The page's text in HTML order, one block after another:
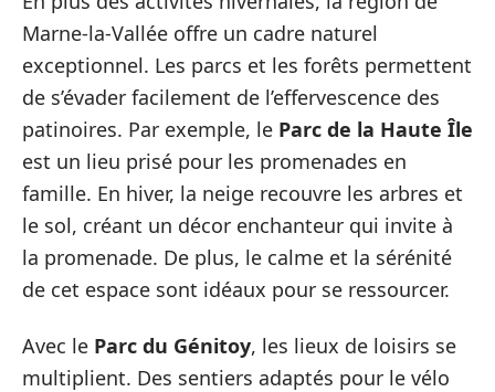
Marne-la-Vallée offre un cadre naturel
exceptionnel. Les parcs et les forêts permettent
de s’évader facilement de l’effervescence des
patinoires. Par exemple, le Parc de la Haute Île
est un lieu prisé pour les promenades en
famille. En hiver, la neige recouvre les arbres et
le sol, créant un décor enchanteur qui invite à
la promenade. De plus, le calme et la sérénité
de cet espace sont idéaux pour se ressourcer.
Avec le Parc du Génitoy, les lieux de loisirs se
multiplient. Des sentiers adaptés pour le vélo